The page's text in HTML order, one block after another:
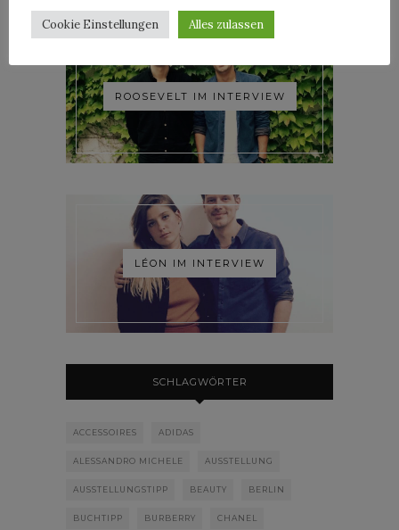
ROOSEVELT IM INTERVIEW
LÉON IM INTERVIEW
SCHLAGWÖRTER
ACCESSOIRES ADIDAS
ALESSANDRO MICHELE AUSSTELLUNG
AUSSTELLUNGSTIPP BEAUTY BERLIN
BUCHTIPP BURBERRY CHANEL
Cookie Einstellungen Alles zulassen